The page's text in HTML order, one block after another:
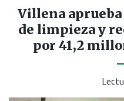
Villena
de limpieza y
por 41,2